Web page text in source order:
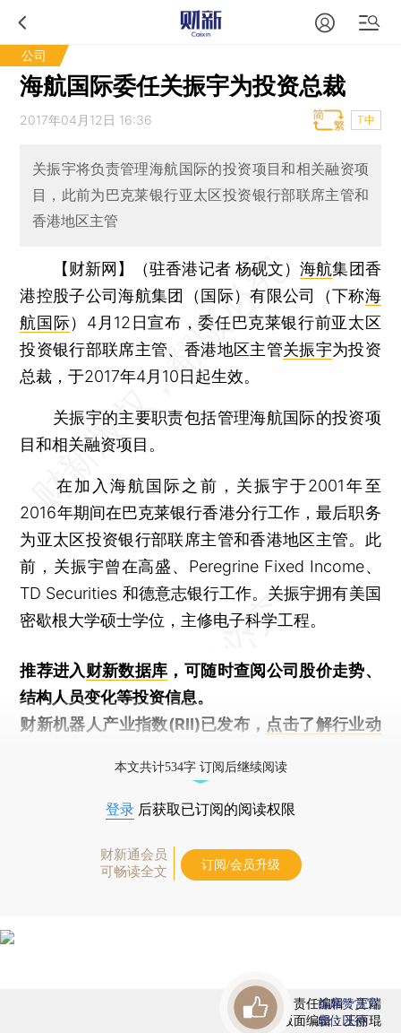
公司
海航国际委任关振宇为投资总裁
2017年04月12日 16:36 T中
关振宇将负责管理海航国际的投资项目和相关融资项
目，此前为巴克莱银行亚太区投资银行部联席主管和
香港地区主管
【财新网】（驻香港记者 杨砚文）海航集团香
港控股子公司海航集团（国际）有限公司（下称海
航国际）4月12日宣布，委任巴克莱银行前亚太区
投资银行部联席主管、香港地区主管关振宇为投资
总裁，于2017年4月10日起生效。
关振宇的主要职责包括管理海航国际的投资项
目和相关融资项目。
在加入海航国际之前，关振宇于2001年至
2016年期间在巴克莱银行香港分行工作，最后职务
为亚太区投资银行部联席主管和香港地区主管。此
前，关振宇曾在高盛、Peregrine Fixed Income、
TD Securities 和德意志银行工作。关振宇拥有美国
密歇根大学硕士学位，主修电子科学工程。
推荐进入财新数据库 ，可随时查阅公司股价走势、
结构人员变化等投资信息。
财新机器人产业指数(RII)已发布， 点击了解行业动
本文共计534字 订阅后继续阅读
登录 后获取已订阅的阅读权限
财新通会员
可畅读全文
订阅/会员升级
责任编辑：王端
版面编辑：王丽琨
首席赞赏官
虚位以待